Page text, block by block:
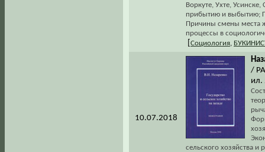
Воркуте, Ухте,
прибытию и выбытию;
Причины смены места
процессы в
Социология
10.07.2018
/
ил.
сельского хозяйства